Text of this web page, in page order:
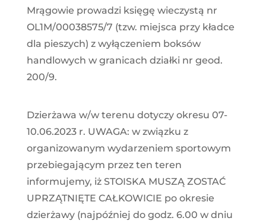
Mrągowie prowadzi księgę wieczystą nr
OL1M/00038575/7 (tzw. miejsca przy kładce
dla pieszych) z wyłączeniem boksów
handlowych w granicach działki nr geod.
200/9.
Dzierżawa w/w terenu dotyczy okresu 07-
10.06.2023 r. UWAGA: w związku z
organizowanym wydarzeniem sportowym
przebiegającym przez ten teren
informujemy, iż STOISKA MUSZĄ ZOSTAĆ
UPRZĄTNIĘTE CAŁKOWICIE po okresie
dzierżawy (najpóźniej do godz. 6.00 w dniu